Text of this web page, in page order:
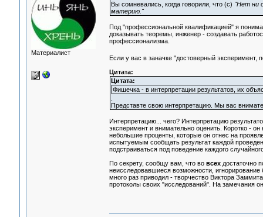
Материалист
Вы сомневались, когда говорили, что (c) "Нет ни
материю."
Под "профессиональной квалификацией" я
доказывать теоремы, инженер - создавать
профессионализма.
Если у вас в заначке "достоверный
Цитата:
Цитата:
Фишечка - в интерпретации результатов, их
Представте свою интерпретацию. Мы вас
Интерпретацию... чего? Интерпретацию
эксперимент и внимательно оценить. Коротко -
небольшие проценты, которые он отнес на
испытуемым сообщать результат каждой
подстраиваться под поведение каждого
По секрету, сообщу вам, что во всехдостаточно
неисследовавшиеся возможности,
много раз приводил - творчество Виктора
протоколы своих "исследований". На замечания